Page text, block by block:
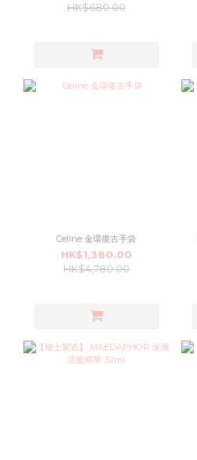
HK$680.00
Celine 金環復古手袋
HK$1,380.00
HK$4,780.00